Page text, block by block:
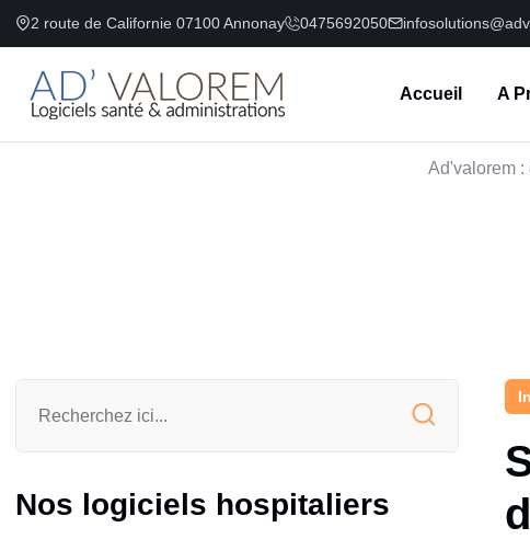
2 route de Californie 07100 Annonay 0475692050
Accueil A
Ad'valorem
Nos logiciels hospitaliers